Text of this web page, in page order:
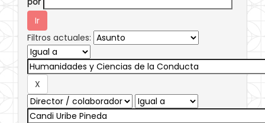
Filtros actuales: